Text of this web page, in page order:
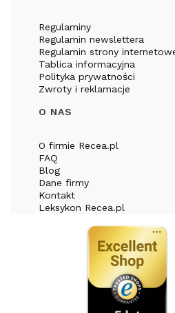
Regulaminy
Regulamin newslettera
Regulamin strony
Tablica informacyjna
Polityka prywatności
Zwroty i reklamacje
O NAS
O firmie Recea.pl
FAQ
Blog
Dane firmy
Kontakt
Leksykon Recea.pl